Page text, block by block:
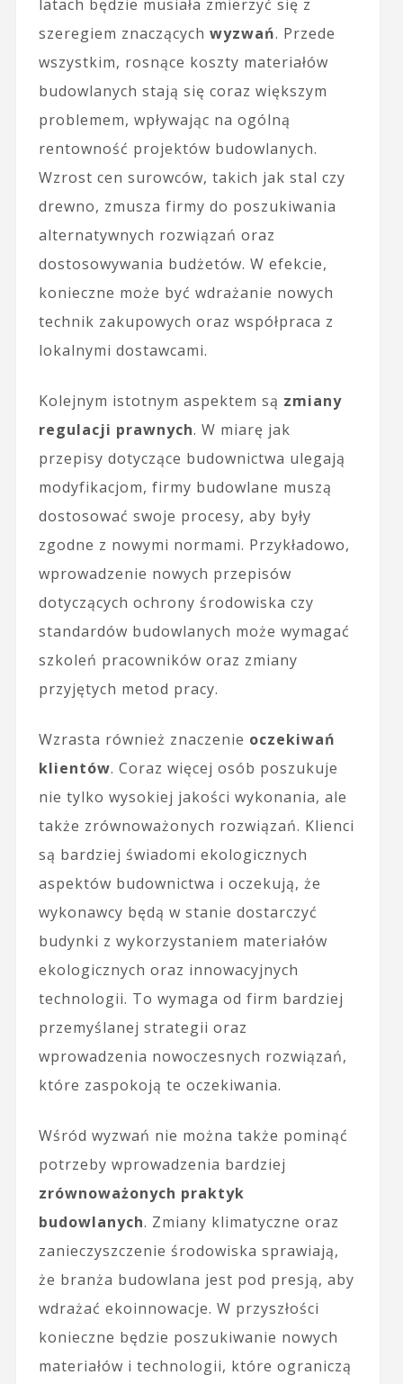
latach będzie musiała zmierzyć się z
szeregiem znaczących wyzwań. Przede
wszystkim, rosnące koszty materiałów
budowlanych stają się coraz większym
problemem, wpływając na ogólną
rentowność projektów budowlanych.
Wzrost cen surowców, takich jak stal czy
drewno, zmusza firmy do poszukiwania
alternatywnych rozwiązań oraz
dostosowywania budżetów. W efekcie,
konieczne może być wdrażanie nowych
technik zakupowych oraz współpraca z
lokalnymi dostawcami.
Kolejnym istotnym aspektem są zmiany
regulacji prawnych. W miarę jak
przepisy dotyczące budownictwa ulegają
modyfikacjom, firmy budowlane muszą
dostosować swoje procesy, aby były
zgodne z nowymi normami. Przykładowo,
wprowadzenie nowych przepisów
dotyczących ochrony środowiska czy
standardów budowlanych może wymagać
szkoleń pracowników oraz zmiany
przyjętych metod pracy.
Wzrasta również znaczenie oczekiwań
klientów. Coraz więcej osób poszukuje
nie tylko wysokiej jakości wykonania, ale
także zrównoważonych rozwiązań. Klienci
są bardziej świadomi ekologicznych
aspektów budownictwa i oczekują, że
wykonawcy będą w stanie dostarczyć
budynki z wykorzystaniem materiałów
ekologicznych oraz innowacyjnych
technologii. To wymaga od firm bardziej
przemyślanej strategii oraz
wprowadzenia nowoczesnych rozwiązań,
które zaspokoją te oczekiwania.
Wśród wyzwań nie można także pominąć
potrzeby wprowadzenia bardziej
zrównoważonych praktyk
budowlanych. Zmiany klimatyczne oraz
zanieczyszczenie środowiska sprawiają,
że branża budowlana jest pod presją, aby
wdrażać ekoinnowacje. W przyszłości
konieczne będzie poszukiwanie nowych
materiałów i technologii, które ograniczą